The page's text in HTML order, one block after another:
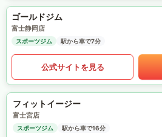
ゴールドジム
富士静岡店
スポーツジム 駅から車で7分
公式サイトを見る
フィットイージー
富士宮店
スポーツジム 駅から車で16分